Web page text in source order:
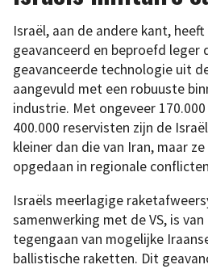
Israël, aan de andere kant, heeft
geavanceerd en beproefd
geavanceerde technologie uit
aangevuld met een robuuste
industrie. Met ongeveer
400.000 reservisten zijn de
kleiner dan die van Iran, maar
opgedaan in regionale
Israëls meerlagige
samenwerking met de VS, is
tegengaan van mogelijke
ballistische raketten. Dit